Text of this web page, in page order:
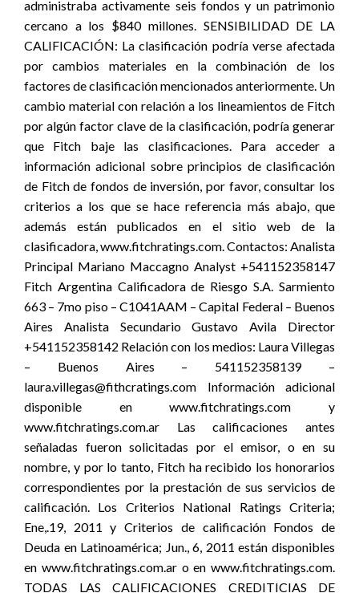
administraba activamente seis fondos y un patrimonio
cercano a los $840 millones. SENSIBILIDAD DE LA
CALIFICACIÓN: La clasificación podría verse afectada
por cambios materiales en la combinación de los
factores de clasificación mencionados anteriormente. Un
cambio material con relación a los lineamientos de Fitch
por algún factor clave de la clasificación, podría generar
que Fitch baje las clasificaciones. Para acceder a
información adicional sobre principios de clasificación
de Fitch de fondos de inversión, por favor, consultar los
criterios a los que se hace referencia más abajo, que
además están publicados en el sitio web de la
clasificadora, www.fitchratings.com. Contactos: Analista
Principal Mariano Maccagno Analyst +541152358147
Fitch Argentina Calificadora de Riesgo S.A. Sarmiento
663 – 7mo piso – C1041AAM – Capital Federal – Buenos
Aires Analista Secundario Gustavo Avila Director
+541152358142 Relación con los medios: Laura Villegas
– Buenos Aires – 541152358139 –
laura.villegas@fithcratings.com Información adicional
disponible en www.fitchratings.com y
www.fitchratings.com.ar Las calificaciones antes
señaladas fueron solicitadas por el emisor, o en su
nombre, y por lo tanto, Fitch ha recibido los honorarios
correspondientes por la prestación de sus servicios de
calificación. Los Criterios National Ratings Criteria;
Ene,.19, 2011 y Criterios de calificación Fondos de
Deuda en Latinoamérica; Jun., 6, 2011 están disponibles
en www.fitchratings.com.ar o en www.fitchratings.com.
TODAS LAS CALIFICACIONES CREDITICIAS DE